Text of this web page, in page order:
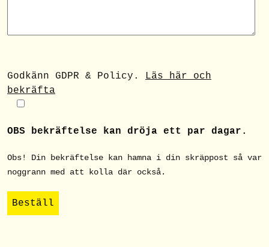
Godkänn GDPR & Policy. Läs här och
bekräfta
OBS bekräftelse kan dröja ett par dagar.
Obs! Din bekräftelse kan hamna i din skräppost så var
noggrann med att kolla där också.